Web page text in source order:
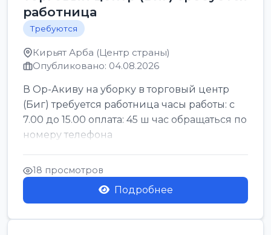
работница
Требуются
Кирьят Арба (Центр страны)
Опубликовано: 04.08.2026
В Ор-Акиву на уборку в торговый центр
(Биг) требуется работница часы работы: с
7.00 до 15.00 оплата: 45 ш час обращаться по
номеру телефона
18 просмотров
Подробнее